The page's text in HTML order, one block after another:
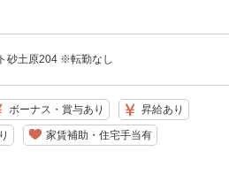
砂土原204 ※転勤なし
ボーナス・賞与あり 昇給あり
家賃補助・住宅手当有